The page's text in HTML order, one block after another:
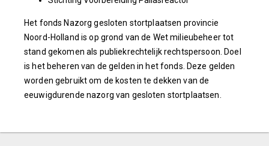
Het fonds Nazorg gesloten stortplaatsen provincie
Noord-Holland is op grond van de Wet milieubeheer tot
stand gekomen als publiekrechtelijk rechtspersoon. Doel
is het beheren van de gelden in het fonds. Deze gelden
worden gebruikt om de kosten te dekken van de
eeuwigdurende nazorg van gesloten stortplaatsen.